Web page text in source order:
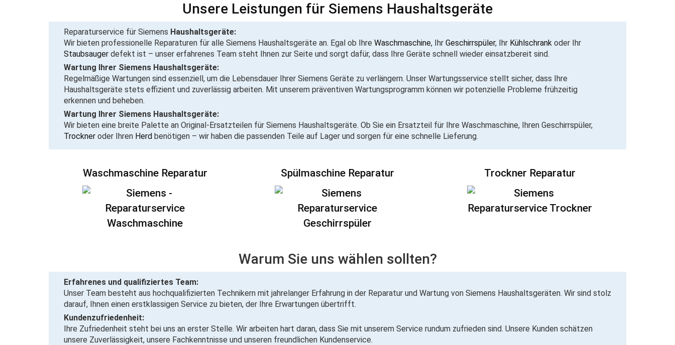
Unsere Leistungen für Siemens Haushaltsgeräte
Reparaturservice für Siemens Haushaltsgeräte:
Wir bieten professionelle Reparaturen für alle Siemens Haushaltsgeräte an. Egal ob Ihre Waschmaschine, Ihr Geschirrspüler, Ihr Kühlschrank oder Ihr
Staubsauger defekt ist – unser erfahrenes Team steht Ihnen zur Seite und sorgt dafür, dass Ihre Geräte schnell wieder einsatzbereit sind.
Wartung Ihrer Siemens Haushaltsgeräte:
Regelmäßige Wartungen sind essenziell, um die Lebensdauer Ihrer Siemens Geräte zu verlängern. Unser Wartungsservice stellt sicher, dass Ihre
Haushaltsgeräte stets effizient und zuverlässig arbeiten. Mit unserem präventiven Wartungsprogramm können wir potenzielle Probleme frühzeitig
erkennen und beheben.
Wartung Ihrer Siemens Haushaltsgeräte:
Wir bieten eine breite Palette an Original-Ersatzteilen für Siemens Haushaltsgeräte. Ob Sie ein Ersatzteil für Ihre Waschmaschine, Ihren Geschirrspüler,
Trockner oder Ihren Herd benötigen – wir haben die passenden Teile auf Lager und sorgen für eine schnelle Lieferung.
Waschmaschine Reparatur Spülmaschine Reparatur Trockner Reparatur
Warum Sie uns wählen sollten?
Erfahrenes und qualifiziertes Team:
Unser Team besteht aus hochqualifizierten Technikern mit jahrelanger Erfahrung in der Reparatur und Wartung von Siemens Haushaltsgeräten. Wir sind stolz
darauf, Ihnen einen erstklassigen Service zu bieten, der Ihre Erwartungen übertrifft.
Kundenzufriedenheit:
Ihre Zufriedenheit steht bei uns an erster Stelle. Wir arbeiten hart daran, dass Sie mit unserem Service rundum zufrieden sind. Unsere Kunden schätzen
unsere Zuverlässigkeit, unsere Fachkenntnisse und unseren freundlichen Kundenservice.